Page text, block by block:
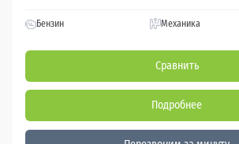
Бензин Механика
Сравнить
Подробнее